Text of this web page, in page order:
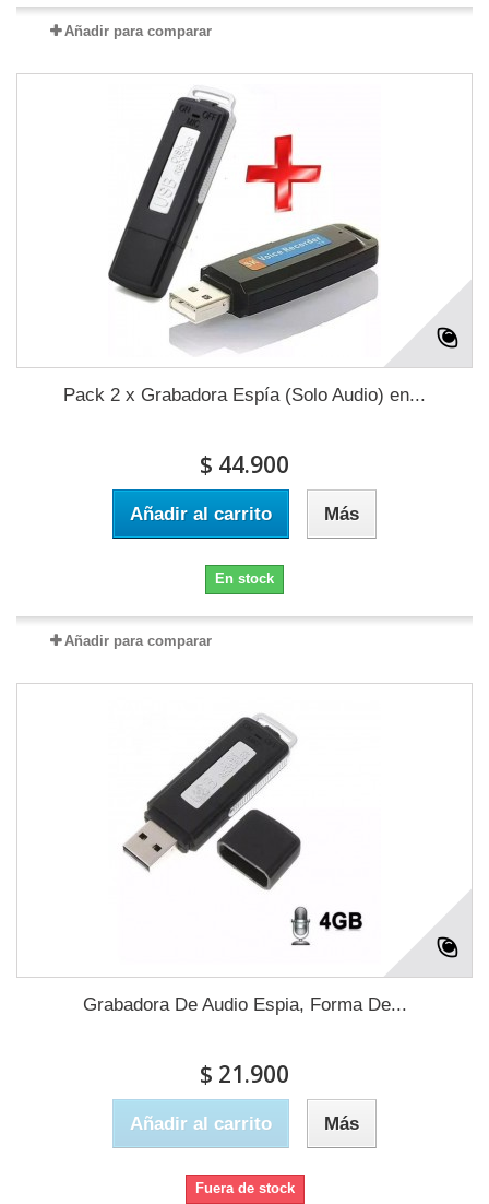
Añadir para comparar
Pack 2 x Grabadora Espía (Solo Audio) en...
$ 44.900
Añadir al carrito Más
En stock
Añadir para comparar
Grabadora De Audio Espia, Forma De...
$ 21.900
Añadir al carrito Más
Fuera de stock